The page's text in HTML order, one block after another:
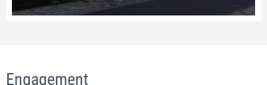
Engagement